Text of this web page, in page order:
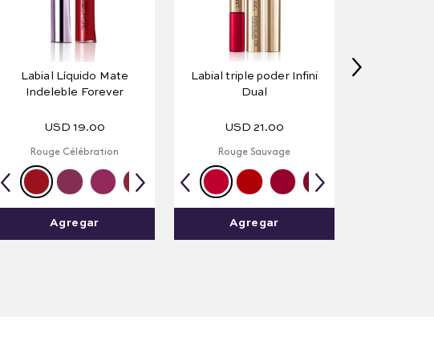
Labial Líquido Mate
Indeleble Forever
USD 19.00
Rouge Célébration
Agregar
Labial triple poder Infini
Dual
USD 21 .00
Rouge Sauvage
Agregar